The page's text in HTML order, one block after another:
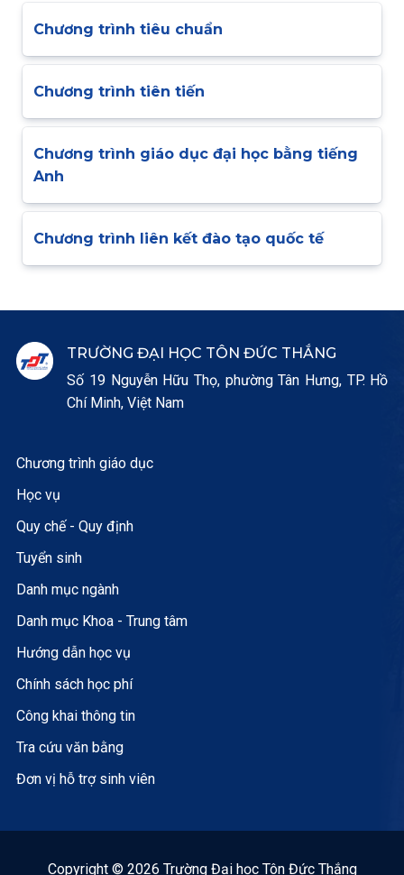
Chương trình tiêu chuẩn
Chương trình tiên tiến
Chương trình giáo dục đại học bằng tiếng
Anh
Chương trình liên kết đào tạo quốc tế
TRƯỜNG ĐẠI HỌC TÔN ĐỨC THẮNG
Số 19 Nguyễn Hữu Thọ, phường Tân Hưng, TP. Hồ
Chí Minh, Việt Nam
Chương trình giáo dục
Học vụ
Quy chế - Quy định
Tuyển sinh
Danh mục ngành
Danh mục Khoa - Trung tâm
Hướng dẫn học vụ
Chính sách học phí
Công khai thông tin
Tra cứu văn bằng
Đơn vị hỗ trợ sinh viên
Copyright © 2026 Trường Đại học Tôn Đức Thắng